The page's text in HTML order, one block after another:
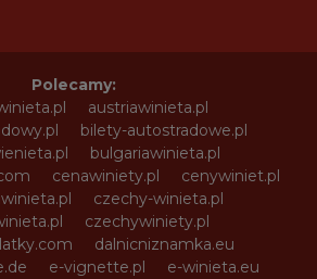
Polecamy:
austriawinieta.pl
bilety-autostradowe.pl
bulgariawinieta.pl
cenawiniety.pl
cenywiniet.pl
czechy-winieta.pl
czechywiniety.pl
dalnicniznamka.eu
e-vignette.pl
e-winieta.eu